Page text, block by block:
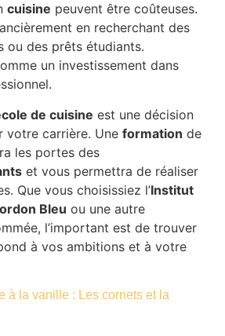
cuisine peuvent être coûteuses.
en recherchant des
ou des prêts étudiants.
un investissement dans
de cuisine est une décision
votre carrière. Une formation de
les portes des
et vous permettra de réaliser
Que vous choisissiez l’Institut
Bleu ou une autre
l’important est de trouver
à vos ambitions et à votre
à la vanille : Les cornets et la